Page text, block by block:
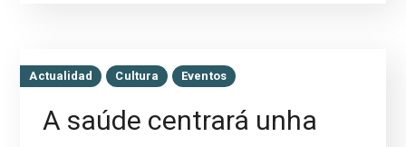
Actualidad Cultura Eventos
A saúde centrará unha